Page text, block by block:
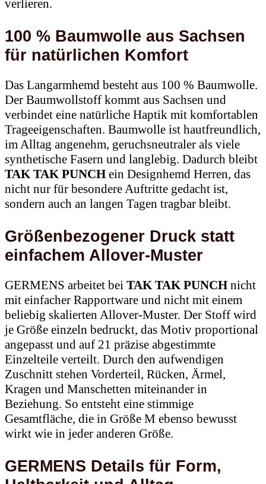
100 % Baumwolle aus Sachsen
für natürlichen Komfort
Der Baumwollstoff kommt aus Sachsen und
verbindet eine natürliche Haptik mit komfortablen
Trageeigenschaften. Baumwolle ist hautfreundlich,
im Alltag angenehm, geruchsneutraler als viele
synthetische Fasern und langlebig. Dadurch bleibt
TAK TAK PUNCH ein Designhemd Herren, das
nicht nur für besondere Auftritte gedacht ist,
sondern auch an langen Tagen tragbar bleibt.
Größenbezogener Druck statt
einfachem Allover-Muster
mit einfacher Rapportware und nicht mit einem
beliebig skalierten Allover-Muster. Der Stoff wird
je Größe einzeln bedruckt, das Motiv proportional
angepasst und auf 21 präzise abgestimmte
Einzelteile verteilt. Durch den aufwendigen
Zuschnitt stehen Vorderteil, Rücken, Ärmel,
Kragen und Manschetten miteinander in
Beziehung. So entsteht eine stimmige
Gesamtfläche, die in Größe M ebenso bewusst
wirkt wie in jeder anderen Größe.
GERMENS Details für Form,
Haltbarkeit und Alltag